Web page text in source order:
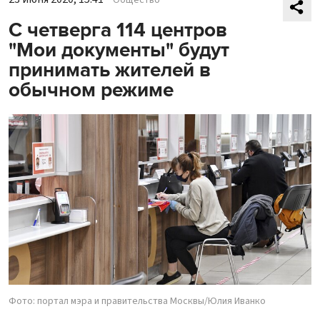
С четверга 114 центров
"Мои документы" будут
принимать жителей в
обычном режиме
Фото: портал мэра и правительства Москвы/Юлия Иванко